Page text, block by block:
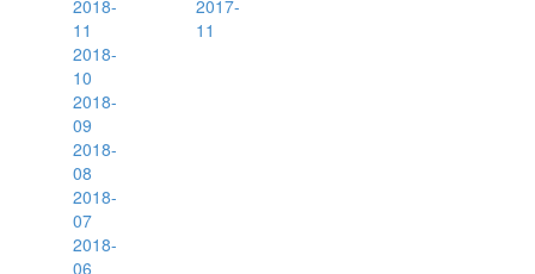
2018-
11
2018-
10
2018-
09
2018-
08
2018-
07
2018-
06
2017-
11